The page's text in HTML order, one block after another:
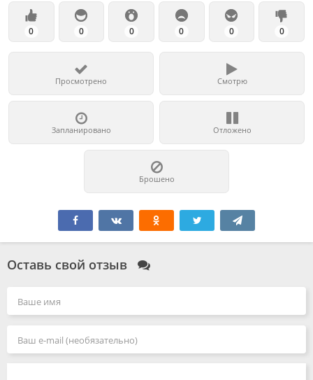
0 0 0 0 0 0
Просмотрено Смотрю
Запланировано Отложено
Брошено
Оставь свой отзыв